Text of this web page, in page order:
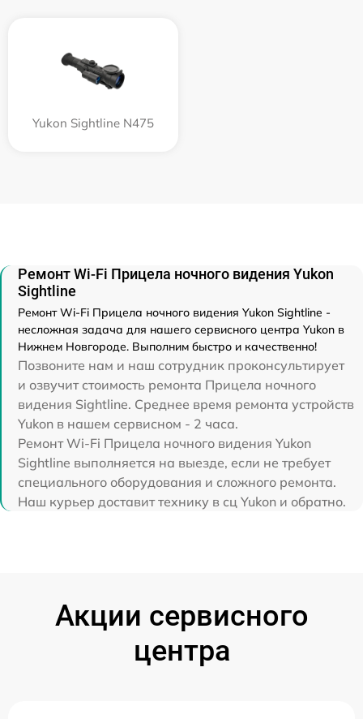
Yukon Sightline N475
Ремонт Wi-Fi Прицела ночного видения Yukon
Sightline
Ремонт Wi-Fi Прицела ночного видения Yukon Sightline -
несложная задача для нашего сервисного центра Yukon в
Нижнем Новгороде. Выполним быстро и качественно!
Позвоните нам и наш сотрудник проконсультирует
и озвучит стоимость ремонта Прицела ночного
видения Sightline. Среднее время ремонта устройств
Yukon в нашем сервисном - 2 часа.
Ремонт Wi-Fi Прицела ночного видения Yukon
Sightline выполняется на выезде, если не требует
специального оборудования и сложного ремонта.
Наш курьер доставит технику в сц Yukon и обратно.
Акции сервисного
центра